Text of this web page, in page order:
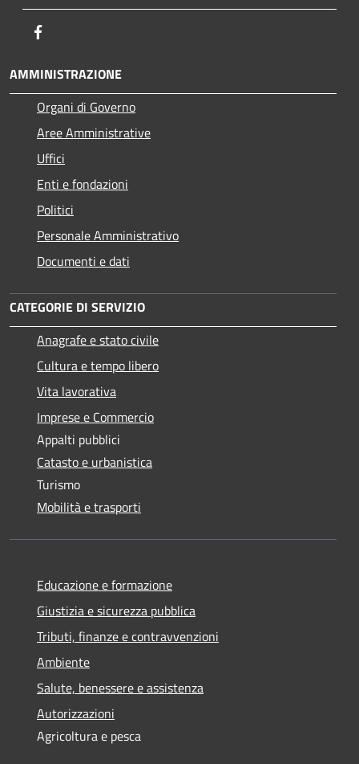
AMMINISTRAZIONE
Organi di Governo
Aree Amministrative
Uffici
Enti e fondazioni
Politici
Personale Amministrativo
Documenti e dati
CATEGORIE DI SERVIZIO
Anagrafe e stato civile
Cultura e tempo libero
Vita lavorativa
Imprese e Commercio
Appalti pubblici
Catasto e urbanistica
Turismo
Mobilità e trasporti
Educazione e formazione
Giustizia e sicurezza pubblica
Tributi, finanze e contravvenzioni
Ambiente
Salute, benessere e assistenza
Autorizzazioni
Agricoltura e pesca